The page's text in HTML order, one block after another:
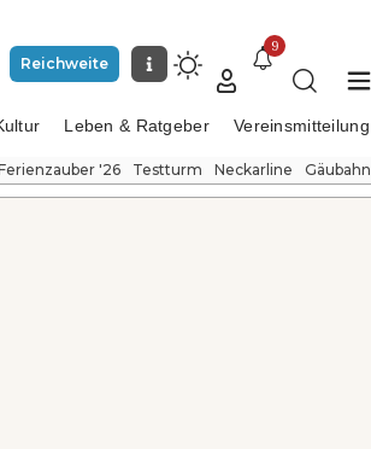
Reichweite
9
Leben & Ratgeber Vereinsmitteilung
'26 Testturm Neckarline Gäubahn